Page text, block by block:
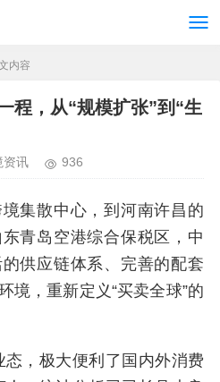
内容
程，从“规模扩张”到“生
资讯 936
集散中心，到河南许昌的
青岛空港综合保税区，中
供应链体系、完善的配套
境，重新定义“买卖全球”的
态，极大便利了国内外消费